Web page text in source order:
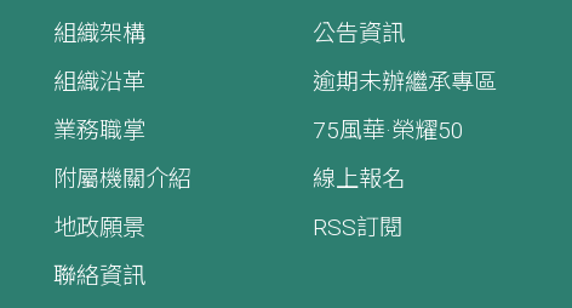
組織架構
組織沿革
業務職掌
附屬機關介紹
地政願景
聯絡資訊
公告資訊
逾期未辦繼承專區
75風華·榮耀50
線上報名
RSS訂閱